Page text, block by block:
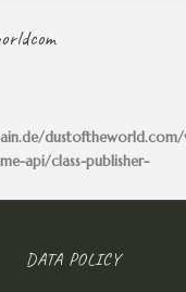
api/class-publisher-
DATA POLICY